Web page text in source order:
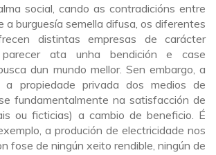
social, cando as contradicións entre
a burguesía semella difusa, os diferentes
distintas empresas de carácter
ata unha bendición e case
dun mundo mellor. Sen embargo, a
a propiedade privada dos medios de
fundamentalmente na satisfacción de
ou ficticias) a cambio de beneficio. É
a produción de electricidade nos
fose de ningún xeito rendible, ningún de